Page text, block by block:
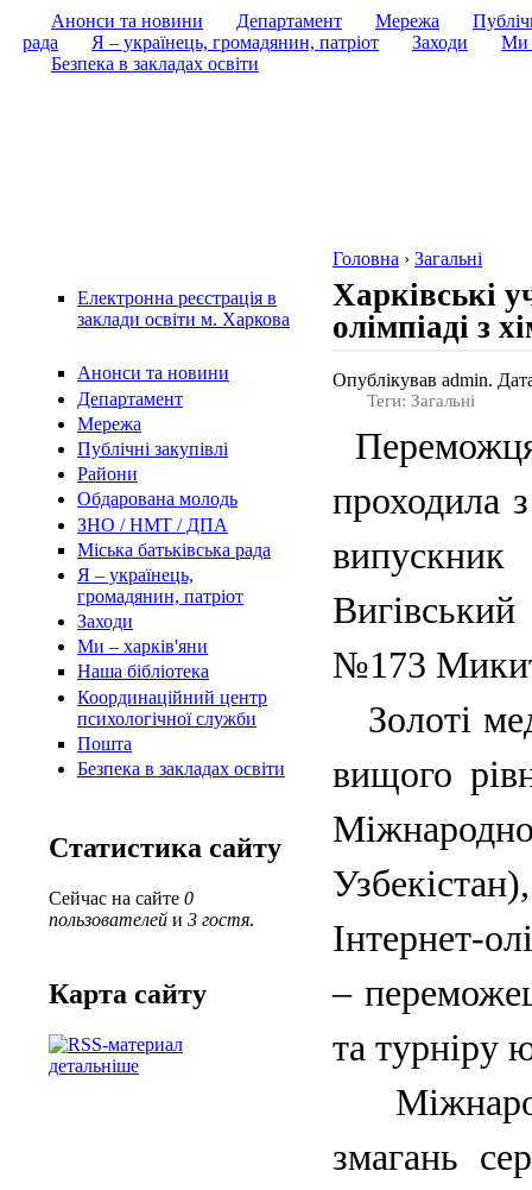
Анонси та новини Департамент Мережа
рада
Я – українець, громадянин, патріот Заходи
Ми
Безпека в закладах освіти
Електронна реєстрація в
заклади освіти м. Харкова
Анонси та новини
Департамент
Мережа
Публічні закупівлі
Райони
Обдарована молодь
ЗНО / НМТ / ДПА
Міська батьківська рада
Я – українець,
громадянин, патріот
Заходи
Ми – харків'яни
Наша бібліотека
Координаційний центр
психологічної служби
Пошта
Безпека в закладах освіти
Статистика сайту
Сейчас на сайте 0
пользователей и 3 гостя.
Карта сайту
детальніше
Головна › Загальні
Харківські
олімпіаді з
Опублікував admin.
Теги: Загальні
проходила
№173
Золоті
вищого
Інтернет-
–
та турніру
змагань